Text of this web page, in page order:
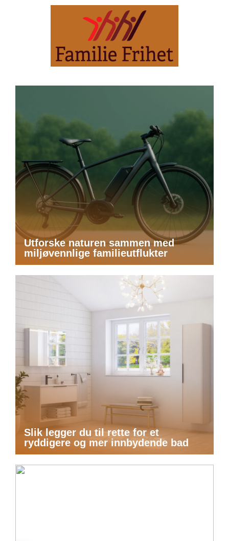
Utforske naturen sammen med
miljøvennlige familieutflukter
Slik legger du til rette for et
ryddigere og mer innbydende bad